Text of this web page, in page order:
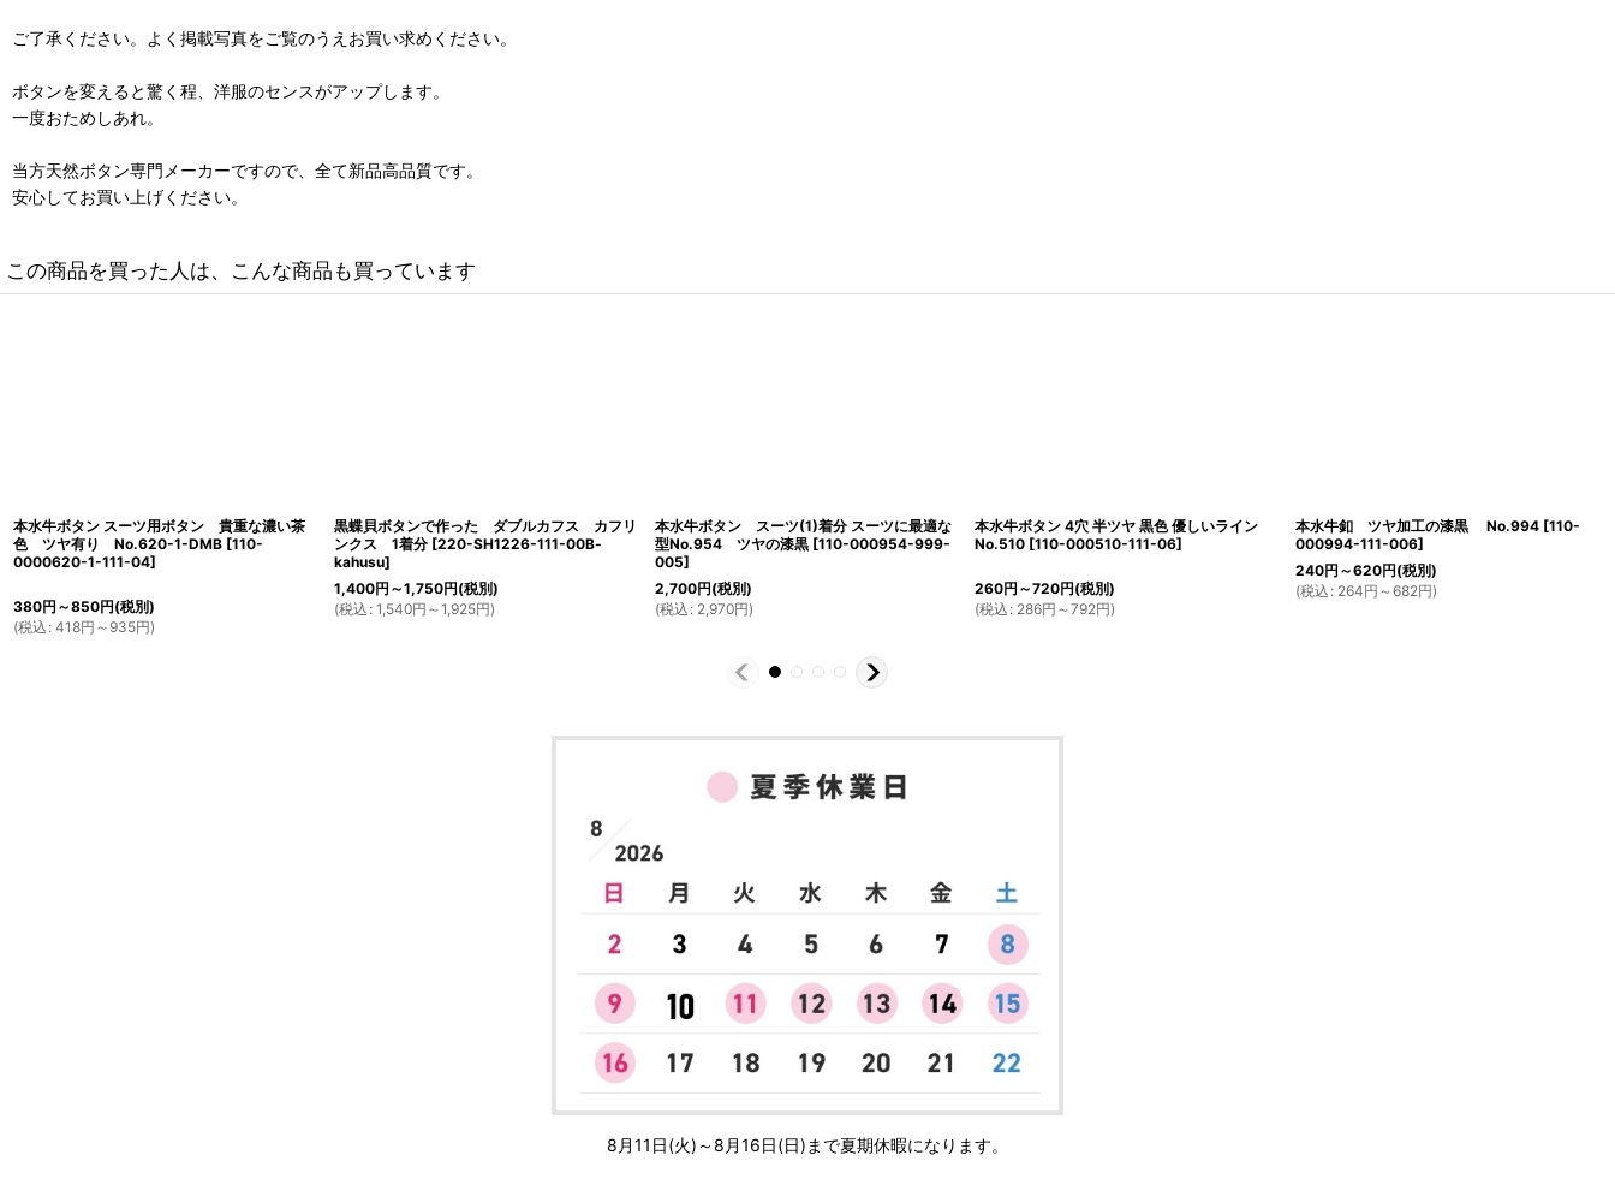
ご了承ください。よく掲載写真をご覧のうえお買い求めください。
ボタンを変えると驚く程、洋服のセンスがアップします。
一度おためしあれ。
当方天然ボタン専門メーカーですので、全て新品高品質です。
安心してお買い上げください。
この商品を買った人は、こんな商品も買っています
本水牛ボタン スーツ用ボタン 貴重な濃い茶
色 ツヤ有り No.620-1-DMB [110-
0000620-1-111-04]
380円 ～850円(税別)
(税込 : 418円 ～935円)
黒蝶貝ボタンで作った ダブルカフス カフリ
ンクス 1着分 [220-SH1226-111-00B-
kahusu]
1,400円 ～1,750円(税別)
(税込 : 1,540円 ～1,925円)
本水牛ボタン スーツ(1)着分 スーツに最適な
型No.954 ツヤの漆黒 [110-000954-999-
005]
2,700円(税別)
(税込 : 2,970円)
本水牛ボタン 4穴 半ツヤ 黒色 優しいライン
No.510 [110-000510-111-06]
260円 ～720円(税別)
(税込 : 286円 ～792円)
本水牛釦 ツヤ加工の漆黒 No.994 [110-
000994-111-006]
240円 ～620円(税別)
(税込 : 264円 ～682円)
8月11日(火)～8月16日(日)まで夏期休暇になります。